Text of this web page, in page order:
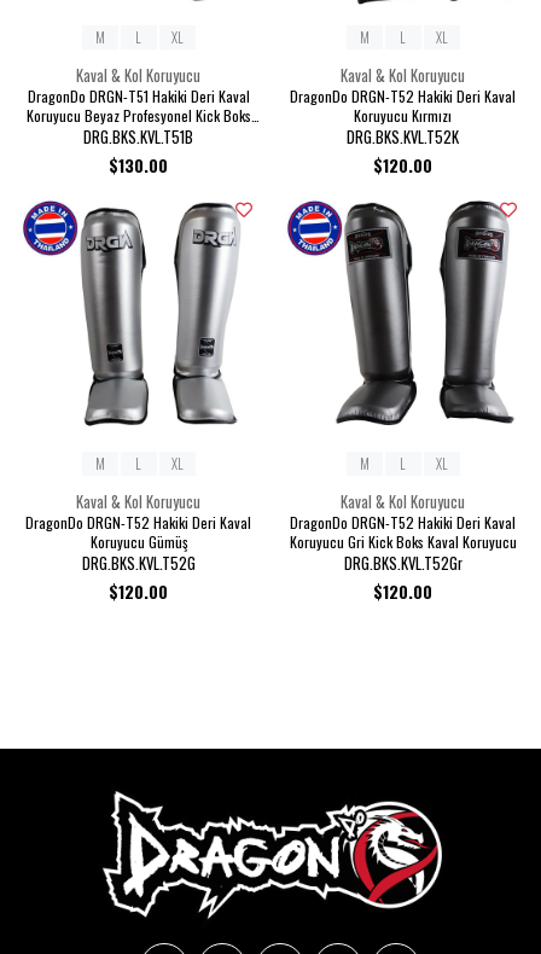
Kaval & Kol Koruyucu
DragonDo DRGN-T51 Hakiki Deri Kaval
Koruyucu Beyaz Profesyonel Kick Boks
Kaval Koruyucu
DRG.BKS.KVL.T51B
$130.00
M L XL
Kaval & Kol Koruyucu
DragonDo DRGN-T52 Hakiki Deri Kaval
Koruyucu Kırmızı
DRG.BKS.KVL.T52K
$120.00
M L XL
Kaval & Kol Koruyucu
DragonDo DRGN-T52 Hakiki Deri Kaval
Koruyucu Gümüş
DRG.BKS.KVL.T52G
$120.00
M L XL
Kaval & Kol Koruyucu
DragonDo DRGN-T52 Hakiki Deri Kaval
Koruyucu Gri Kick Boks Kaval Koruyucu
DRG.BKS.KVL.T52Gr
$120.00
M L XL